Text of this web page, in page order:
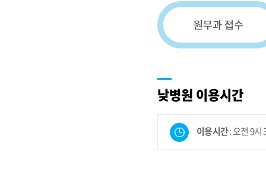
낮병원 이용시간
이용시간: 오전 9시